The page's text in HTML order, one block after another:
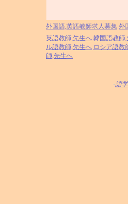
外国語,英語教師求人募集 外
英語教師,先生へ 韓国語教師
ル語教師,先生へ ロシア語教
師,先生へ
-語